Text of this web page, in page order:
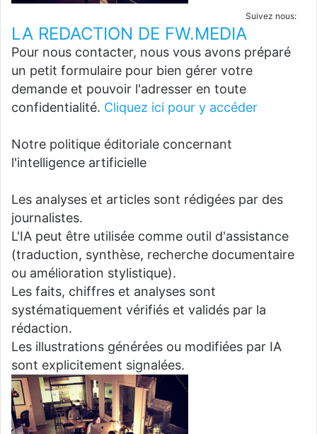
Suivez nous:
LA REDACTION DE FW.MEDIA
Pour nous contacter, nous vous avons préparé
un petit formulaire pour bien gérer votre
demande et pouvoir l'adresser en toute
confidentialité. Cliquez ici pour y accéder
Notre politique éditoriale concernant
l'intelligence artificielle
Les analyses et articles sont rédigées par des
journalistes.
L'IA peut être utilisée comme outil d'assistance
(traduction, synthèse, recherche documentaire
ou amélioration stylistique).
Les faits, chiffres et analyses sont
systématiquement vérifiés et validés par la
rédaction.
Les illustrations générées ou modifiées par IA
sont explicitement signalées.